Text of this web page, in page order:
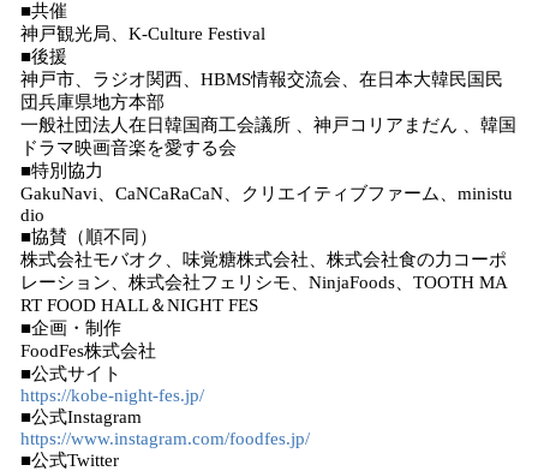
■共催
神戸観光局、K-Culture Festival
■後援
神戸市、ラジオ関西、HBMS情報交流会、在日本大韓民国民
団兵庫県地方本部
一般社団法人在日韓国商工会議所 、神戸コリアまだん 、韓国
ドラマ映画音楽を愛する会
■特別協力
GakuNavi、CaNCaRaCaN、クリエイティブファーム、ministu
dio
■協賛（順不同）
株式会社モバオク、味覚糖株式会社、株式会社食の力コーポ
レーション、株式会社フェリシモ、NinjaFoods、TOOTH MA
RT FOOD HALL＆NIGHT FES
■企画・制作
FoodFes株式会社
■公式サイト
https://kobe-night-fes.jp/
■公式Instagram
https://www.instagram.com/foodfes.jp/
■公式Twitter